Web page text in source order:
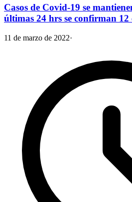
Casos de Covid-19 se
últimas 24 hrs se confirman 12
11 de marzo de 2022·